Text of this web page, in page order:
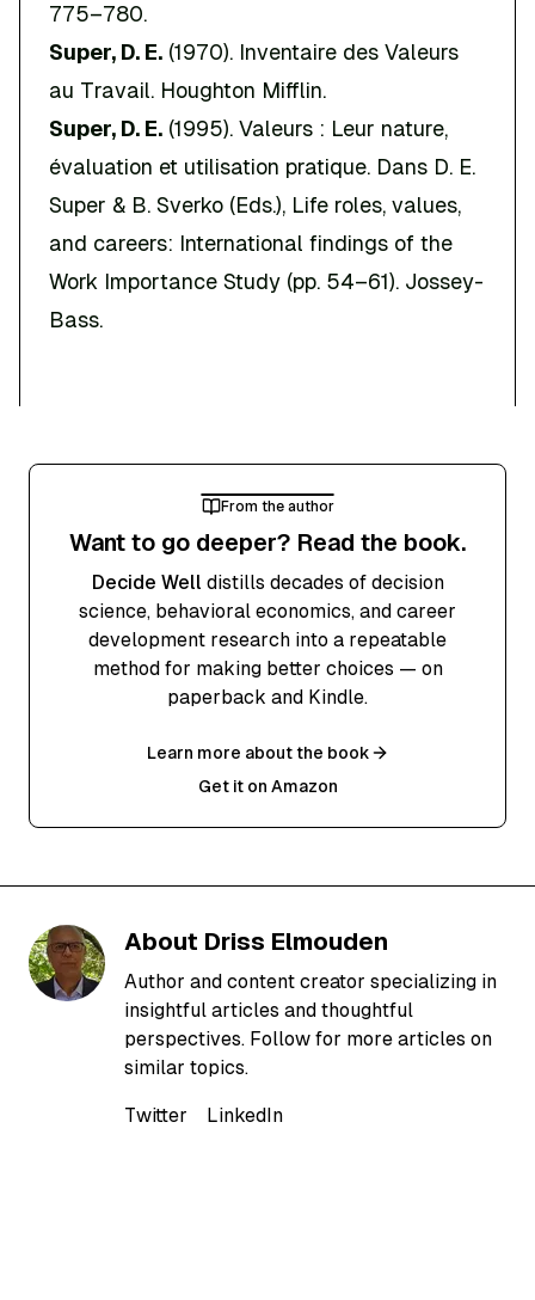
775–780.
Super, D. E. (1970). Inventaire des Valeurs
au Travail. Houghton Mifflin.
Super, D. E. (1995). Valeurs : Leur nature,
évaluation et utilisation pratique. Dans D. E.
Super & B. Sverko (Eds.), Life roles, values,
and careers: International findings of the
Work Importance Study (pp. 54–61). Jossey-
Bass.
From the author
Want to go deeper? Read the book.
Decide Well distills decades of decision
science, behavioral economics, and career
development research into a repeatable
method for making better choices — on
paperback and Kindle.
Learn more about the book
Get it on Amazon
About Driss Elmouden
Author and content creator specializing in
insightful articles and thoughtful
perspectives. Follow for more articles on
similar topics.
Twitter LinkedIn